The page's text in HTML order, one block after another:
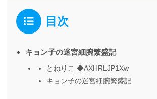
目次
キョン子の迷宮細腕繁盛記
とねりこ ◆AXHRLJP1Xw
キョン子の迷宮細腕繁盛記